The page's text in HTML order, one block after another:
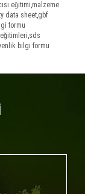
eğitimi,malzeme
data sheet,gbf
formu
,sds
bilgi formu